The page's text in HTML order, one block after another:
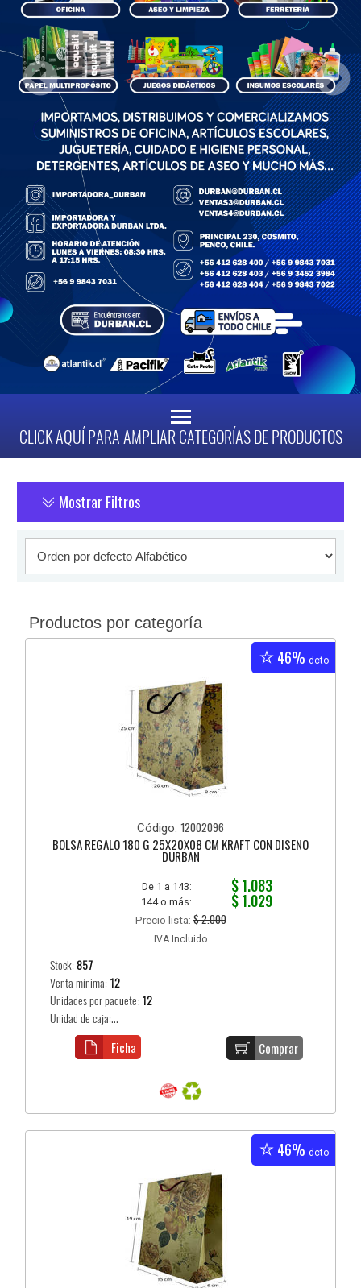
CLICK AQUÍ PARA AMPLIAR CATEGORÍAS DE PRODUCTOS
Mostrar Filtros
Productos por categoría
46% dcto
Código: 12002096
BOLSA REGALO 180 G 25X20X08 CM KRAFT CON DISEÑO
DURBAN
De 1 a 143: $ 1.083
144 o más: $ 1.029
Precio lista:$ 2.000
IVA Incluido
Stock:857
Venta mínima: 12
Unidades por paquete: 12
Unidad de caja:...
Comprar
Ficha
46% dcto